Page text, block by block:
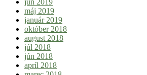
máj 2019
január 2019
október 2018
august 2018
júl 2018
jún 2018
apríl 2018